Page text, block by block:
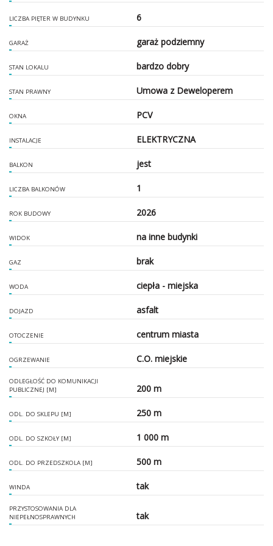
LICZBA PIĘTER W BUDYNKU 6
GARAŻ garaż podziemny
STAN LOKALU bardzo dobry
STAN PRAWNY Umowa z Deweloperem
OKNA PCV
INSTALACJE ELEKTRYCZNA
BALKON jest
LICZBA BALKONÓW 1
ROK BUDOWY 2026
WIDOK na inne budynki
GAZ brak
WODA ciepła - miejska
DOJAZD asfalt
OTOCZENIE centrum miasta
OGRZEWANIE C.O. miejskie
ODLEGŁOŚĆ DO KOMUNIKACJI
PUBLICZNEJ [M]
200 m
ODL. DO SKLEPU [M] 250 m
ODL. DO SZKOŁY [M] 1 000 m
ODL. DO PRZEDSZKOLA [M] 500 m
WINDA tak
PRZYSTOSOWANIA DLA
NIEPEŁNOSPRAWNYCH
tak